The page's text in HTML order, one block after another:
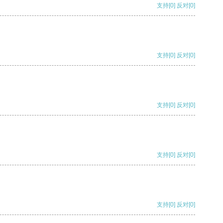
支持[0] 反对[0]
支持[0] 反对[0]
支持[0] 反对[0]
支持[0] 反对[0]
支持[0] 反对[0]